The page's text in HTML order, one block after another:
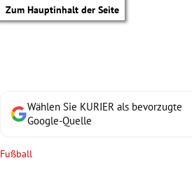
Zum Hauptinhalt der Seite
Wählen Sie KURIER als bevorzugte
Google-Quelle
Fußball